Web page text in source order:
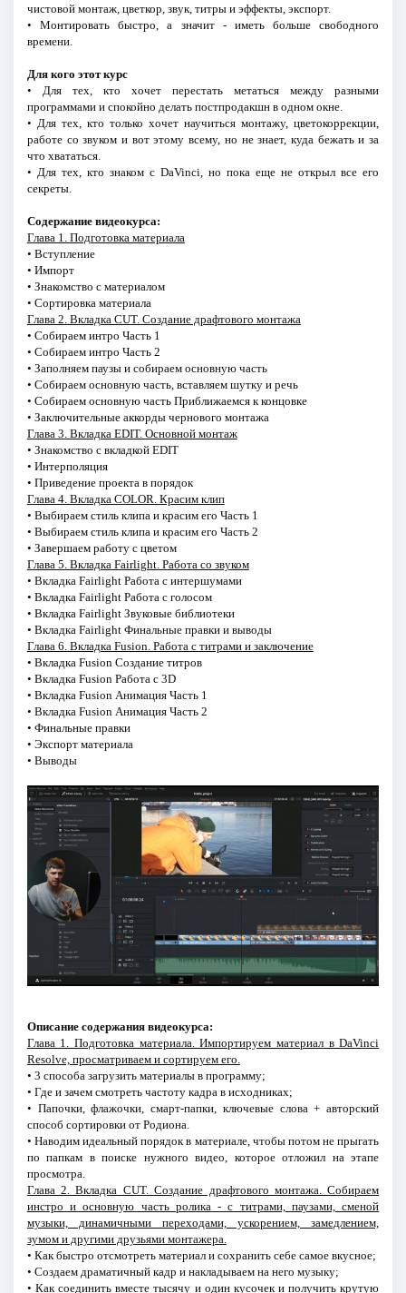
чистовой монтаж, цветкор, звук, титры и эффекты, экспорт.
• Монтировать быстро, а значит - иметь больше свободного
времени.
Для кого этот курс
• Для тех, кто хочет перестать метаться между разными
программами и спокойно делать постпродакшн в одном окне.
• Для тех, кто только хочет научиться монтажу, цветокоррекции,
работе со звуком и вот этому всему, но не знает, куда бежать и за
что хвататься.
• Для тех, кто знаком с DaVinci, но пока еще не открыл все его
секреты.
Содержание видеокурса:
Глава 1. Подготовка материала
• Вступление
• Импорт
• Знакомство с материалом
• Сортировка материала
Глава 2. Вкладка CUT. Создание драфтового монтажа
• Собираем интро Часть 1
• Собираем интро Часть 2
• Заполняем паузы и собираем основную часть
• Собираем основную часть, вставляем шутку и речь
• Собираем основную часть Приближаемся к концовке
• Заключительные аккорды чернового монтажа
Глава 3. Вкладка EDIT. Основной монтаж
• Знакомство с вкладкой EDIT
• Интерполяция
• Приведение проекта в порядок
Глава 4. Вкладка COLOR. Красим клип
• Выбираем стиль клипа и красим его Часть 1
• Выбираем стиль клипа и красим его Часть 2
• Завершаем работу с цветом
Глава 5. Вкладка Fairlight. Работа со звуком
• Вкладка Fairlight Работа с интершумами
• Вкладка Fairlight Работа с голосом
• Вкладка Fairlight Звуковые библиотеки
• Вкладка Fairlight Финальные правки и выводы
Глава 6. Вкладка Fusion. Работа с титрами и заключение
• Вкладка Fusion Создание титров
• Вкладка Fusion Работа с 3D
• Вкладка Fusion Анимация Часть 1
• Вкладка Fusion Анимация Часть 2
• Финальные правки
• Экспорт материала
• Выводы
Описание содержания видеокурса:
Глава 1. Подготовка материала. Импортируем материал в DaVinci
Resolve, просматриваем и сортируем его.
• 3 способа загрузить материалы в программу;
• Где и зачем смотреть частоту кадра в исходниках;
• Папочки, флажочки, смарт-папки, ключевые слова + авторский
способ сортировки от Родиона.
• Наводим идеальный порядок в материале, чтобы потом не прыгать
по папкам в поиске нужного видео, которое отложил на этапе
просмотра.
Глава 2. Вкладка CUT. Создание драфтового монтажа. Собираем
инстро и основную часть ролика - с титрами, паузами, сменой
музыки, динамичными переходами, ускорением, замедлением,
зумом и другими друзьями монтажера.
• Как быстро отсмотреть материал и сохранить себе самое вкусное;
• Создаем драматичный кадр и накладываем на него музыку;
• Как соединить вместе тысячу и один кусочек и получить крутую